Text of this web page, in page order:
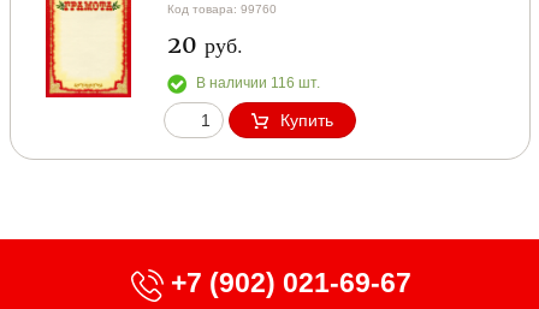
Код товара: 99760
20 руб.
В наличии 116 шт.
Купить
+7 (902) 021-69-67